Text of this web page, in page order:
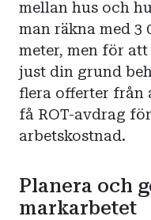
mellan hus och
man räkna med 3
meter, men för
just din grund
flera offerter från
få ROT-avdrag
arbetskostnad.
Planera och
markarbetet